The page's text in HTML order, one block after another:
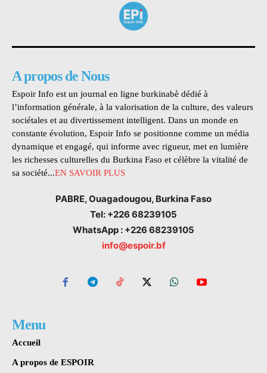
A propos de Nous
Espoir Info est un journal en ligne burkinabè dédié à
l’information générale, à la valorisation de la culture, des valeurs
sociétales et au divertissement intelligent. Dans un monde en
constante évolution, Espoir Info se positionne comme un média
dynamique et engagé, qui informe avec rigueur, met en lumière
les richesses culturelles du Burkina Faso et célèbre la vitalité de
sa société...EN SAVOIR PLUS
PABRE, Ouagadougou, Burkina Faso
Tel: +226 68239105
WhatsApp : +226 68239105
info@espoir.bf
Menu
Accueil
A propos de ESPOIR